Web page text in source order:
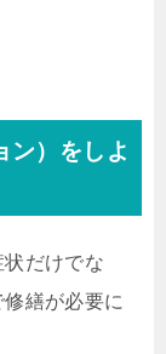
ン）をしよ
だけでな
繕が必要に